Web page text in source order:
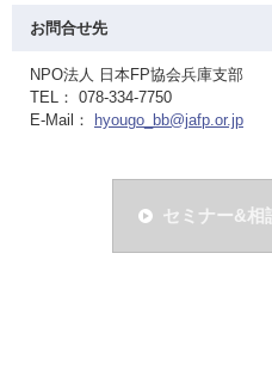
お問合せ先
NPO法人 日本FP協会兵庫支部
TEL： 078-334-7750
E-Mail：
hyougo_bb@jafp.or.jp
セミナー&相